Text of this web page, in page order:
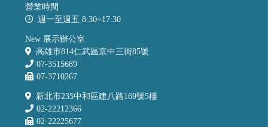
營業時間
週一至週五 8:30~17:30
New 展示辦公室
高雄市814仁武區京中三街85號
07-3515689
07-3710267
新北市235中和區建八路169號5樓
02-22212366
02-22225677